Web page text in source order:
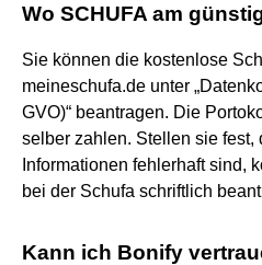
Wo SCHUFA am
Sie können die kostenlose
meineschufa.de unter
GVO)“ beantragen. Die
selber zahlen. Stellen sie fest,
Informationen fehlerhaft sind,
bei der Schufa schriftlich
Kann ich Bonify